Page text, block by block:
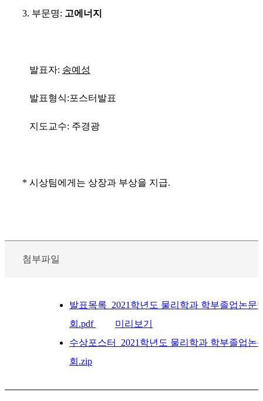
3. 부문명: 고에너지
발표자: 송예성
발표형식:포스터발표
지도교수: 주경광
* 시상팀에게는 상장과 부상을 지급.
첨부파일
발표목록_2021학년도 물리학과 학부졸업논문
회.pdf
미리보기
수상포스터_2021학년도 물리학과 학부졸업논
회.zip